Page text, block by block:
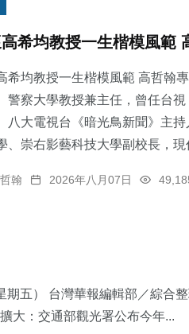
希均教授一生楷模風範
希均教授一生楷模風範 高哲翰
警察大學教授兼主任，曾任台
八大電視台《暗光鳥新聞》主
、崇右影藝科技大學副校長，現
翰 2026年八月07日
期五） 台灣華報編輯部／綜合
交通部觀光署公布今年...